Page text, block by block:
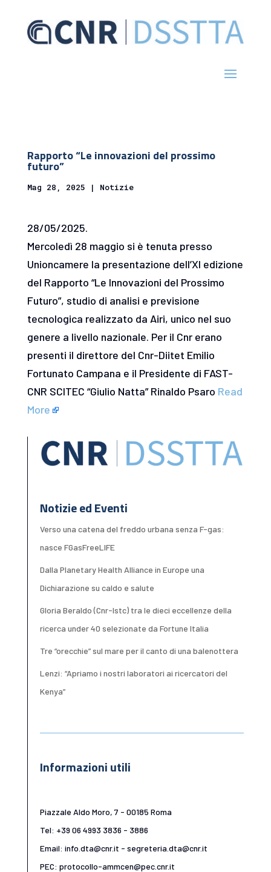
Rapporto “Le innovazioni del prossimo
futuro”
Mag 28, 2025 | Notizie
28/05/2025.
Mercoledì 28 maggio si è tenuta presso
Unioncamere la presentazione dell’XI edizione
del Rapporto “Le Innovazioni del Prossimo
Futuro”, studio di analisi e previsione
tecnologica realizzato da Airi, unico nel suo
genere a livello nazionale. Per il Cnr erano
presenti il direttore del Cnr-Diitet Emilio
Fortunato Campana e il Presidente di FAST-
CNR SCITEC “Giulio Natta” Rinaldo Psaro Read
More
Notizie ed Eventi
Verso una catena del freddo urbana senza F-gas:
nasce FGasFreeLIFE
Dalla Planetary Health Alliance in Europe una
Dichiarazione su caldo e salute
Gloria Beraldo (Cnr-Istc) tra le dieci eccellenze della
ricerca under 40 selezionate da Fortune Italia
Tre “orecchie” sul mare per il canto di una balenottera
Lenzi: “Apriamo i nostri laboratori ai ricercatori del
Kenya”
Informazioni utili
Piazzale Aldo Moro, 7 - 00185 Roma
Tel: +39 06 4993 3836 - 3886
Email: info.dta@cnr.it - segreteria.dta@cnr.it
PEC: protocollo-ammcen@pec.cnr.it